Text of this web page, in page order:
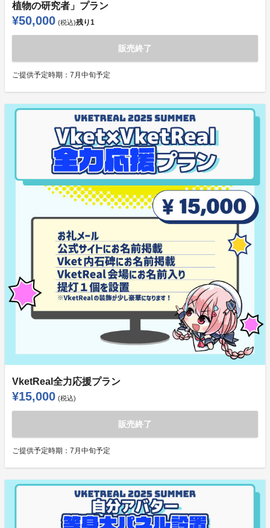
植物の研究者」プラン
¥50,000 (税込)残り1
販売終了
ご提供予定時期： 7月中旬予定
VketReal全力応援プラン
¥15,000 (税込)
販売終了
ご提供予定時期： 7月中旬予定